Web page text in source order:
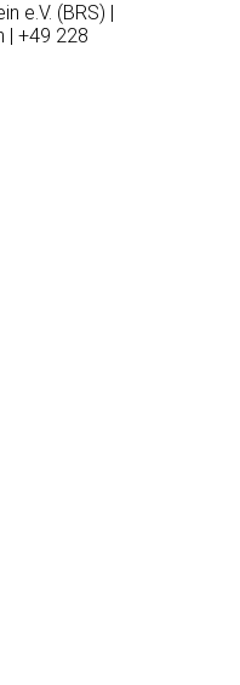
e.V. (BRS) |
| +49 228